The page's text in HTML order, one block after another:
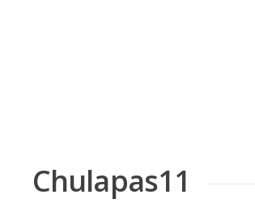
Chulapas11